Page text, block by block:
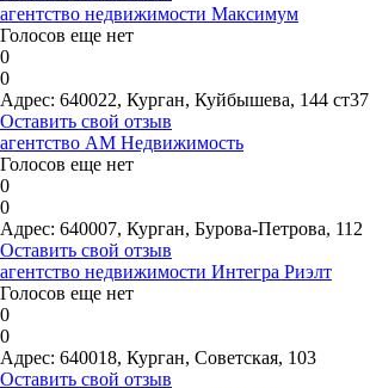
агентство недвижимости Максимум
Голосов еще нет
0
0
Адрес: 640022, Курган, Куйбышева, 144 ст37
Оставить свой отзыв
агентство АМ Недвижимость
Голосов еще нет
0
0
Адрес: 640007, Курган, Бурова-Петрова, 112
Оставить свой отзыв
агентство недвижимости Интегра Риэлт
Голосов еще нет
0
0
Адрес: 640018, Курган, Советская, 103
Оставить свой отзыв